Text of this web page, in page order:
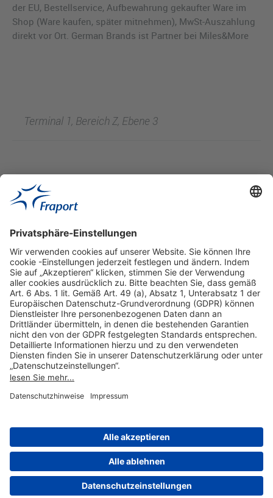
der EU, Bestellservice, Aufbewahrung gekaufter Ware im
Shop (Ware kaufen, später mitnehmen), MwSt-Auszahlung
direkt vor Ort. German Brands ist Partner bei Miles&More
Terminal 1, Bereich Z, Ebene 3
Hilfreiche Links
Online einkaufen & buchen
Über uns
© 2004-2026 Fraport AG - Frankfurt Airport Services Worldwide